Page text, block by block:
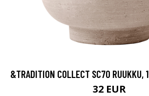
&TRADITION COLLECT SC70 RUUKKU,
32 EUR